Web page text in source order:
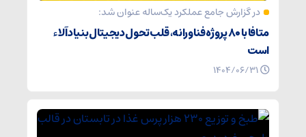
در گزارش جامع عملکرد یک‌ساله عنوان شد:
متافا با ۸۰ پروژه فناورانه، قلب تحول دیجیتال بنیاد آلاء
است